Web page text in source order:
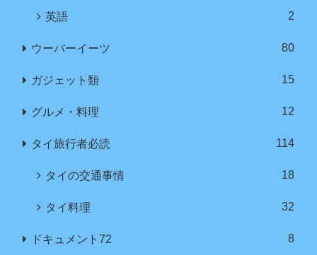
英語 2
ウーバーイーツ 80
ガジェット類 15
グルメ・料理 12
タイ旅行者必読 114
タイの交通事情 18
タイ料理 32
ドキュメント72 8